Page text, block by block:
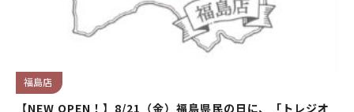
福島店
【NEW OPEN！】8/21（金）福島県民の日に、「トレジオ